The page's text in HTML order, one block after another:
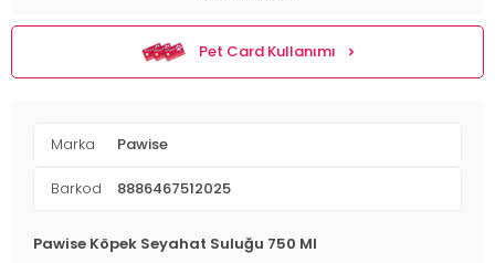
Pet Card Kullanımı
Marka Pawise
Barkod 8886467512025
Pawise Köpek Seyahat Suluğu 750 Ml